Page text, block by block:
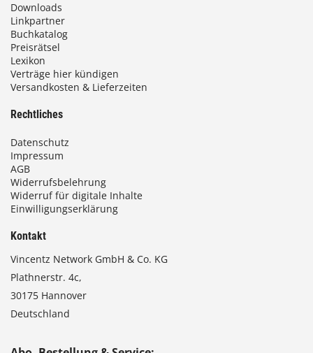
Downloads
Linkpartner
Buchkatalog
Preisrätsel
Lexikon
Verträge hier kündigen
Versandkosten & Lieferzeiten
Rechtliches
Datenschutz
Impressum
AGB
Widerrufsbelehrung
Widerruf für digitale Inhalte
Einwilligungserklärung
Kontakt
Vincentz Network GmbH & Co. KG
Plathnerstr. 4c,
30175 Hannover
Deutschland